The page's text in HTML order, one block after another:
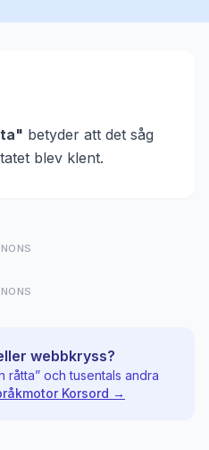
" betyder att det såg
blev klent.
webbkryss?
råtta” och tusentals andra
Korsord →